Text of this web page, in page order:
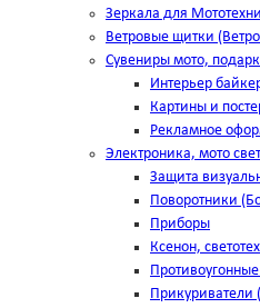
Зеркала для
Ветровые щитки
Сувениры мото,
Интерьер
Картины и
Рекламное
Электроника, мото свет
Защита
Поворотники
Приборы
Ксенон,
Прикуриватели